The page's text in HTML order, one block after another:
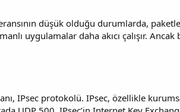
düşük olduğu durumlarda,
uygulamalar daha akıcı çalışır. Ancak
IPsec protokolü. IPsec, özellikle